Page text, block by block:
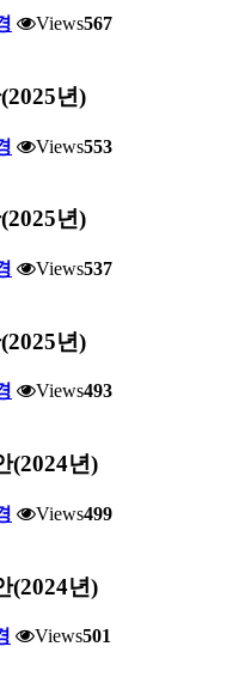
Views567
년)
Views553
년)
Views537
년)
Views493
(2024년)
Views499
(2024년)
Views501